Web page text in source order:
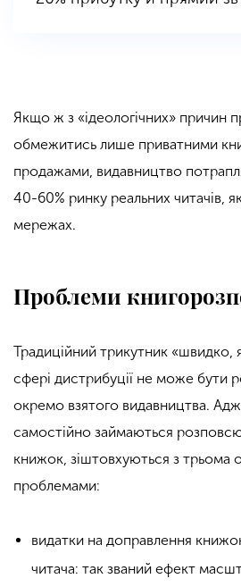
Якщо ж з «ідеологічних» причин
обмежитись лише приватними
продажами, видавництво
40-60% ринку реальних читачів,
мережах.
Проблеми
Традиційний трикутник «швидко,
сфері дистрибуції не може бути
окремо взятого видавництва.
самостійно займаються
книжок, зіштовхуються з трьома
проблемами:
видатки на доправлення
читача: так званий ефект